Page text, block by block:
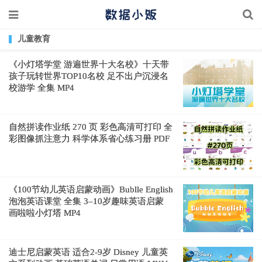
儿童教育
《小灯塔学堂 游遍世界十大名校》十天带
孩子玩转世界TOP10名校 足不出户沉浸名
校游学 全集 MP4
自然拼读作业纸 270 页 彩色高清可打印 全
彩图像抓注意力 科学体系省心练习册 PDF
《100节幼儿英语启蒙动画》Bublle English
泡泡英语课堂 全集 3–10岁趣味英语启蒙
画啦啦小灯塔 MP4
迪士尼启蒙英语 适合2-9岁 Disney 儿童英